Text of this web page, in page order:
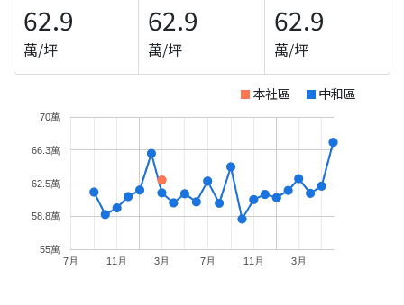
62.9
萬/坪
62.9
萬/坪
62.9
萬/坪
本社區 中和區
7月 11月 3月 7月 11月 3月
55萬
58.8萬
62.5萬
66.3萬
70萬